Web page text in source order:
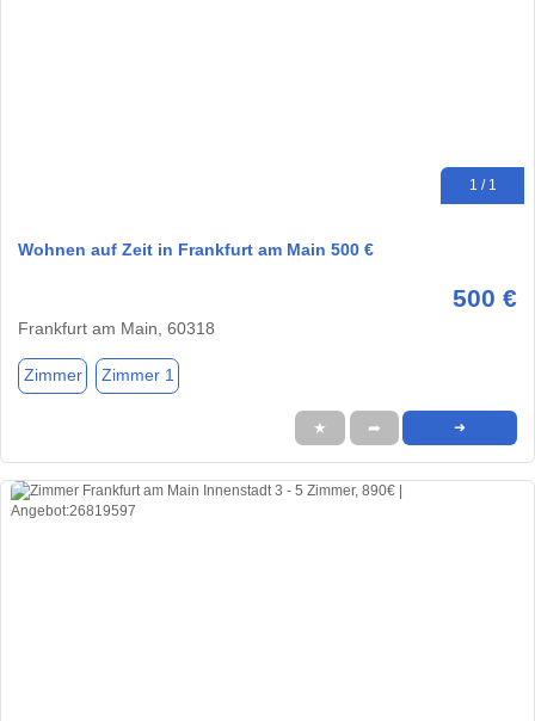
1 / 1
Wohnen auf Zeit in Frankfurt am Main 500 €
500 €
Frankfurt am Main, 60318
Zimmer Zimmer 1
★ ➦ ➜